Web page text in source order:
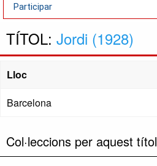
Participar
TÍTOL: Jordi (1928)
Lloc
Barcelona
Col·leccions per aquest títol